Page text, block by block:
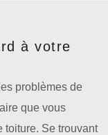
à votre
problèmes de
que vous
toiture. Se trouvant